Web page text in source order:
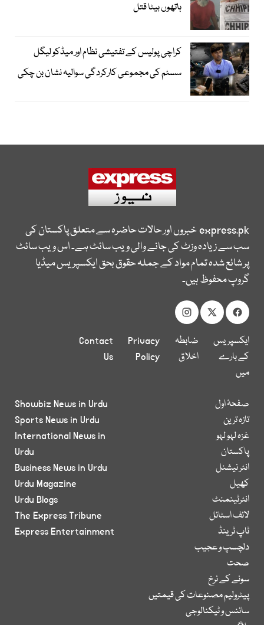
ہاتھوں بیٹا قتل
کراچی پولیس کے تفتیشی نظام اور میڈکو لیگل
سسٹم کی مجموعی کارکردگی سوالیہ نشان بن چکی
express.pkخبروں اور حالات حاضرہ سے متعلق پاکستان کی
سب سے زیادہ وزٹ کی جانے والی ویب سائٹ ہے۔ اس ویب سائٹ
پر شائع شدہ تمام مواد کے جملہ حقوق بحق ایکسپریس میڈیا
گروپ محفوظ ہیں۔
ایکسپریس
کے بارے
میں
ضابطہ
اخلاق
Privacy
Policy
Contact
Us
صفحۂ اول
تازہ ترین
غزہ لہو لہو
پاکستان
انٹر نیشنل
کھیل
انٹرٹینمنٹ
لائف اسٹائل
ٹاپ ٹرینڈ
دلچسپ و عجیب
صحت
سونے کے نرخ
پیٹرولیم مصنوعات کی قیمتیں
سائنس و ٹیکنالوجی
Showbiz News in Urdu
Sports News in Urdu
International News in
Urdu
Business News in Urdu
Urdu Magazine
Urdu Blogs
The Express Tribune
Express Entertainment